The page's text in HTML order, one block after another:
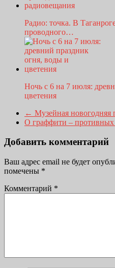
Радио: точка. В
проводного…
Ночь с 6 на 7 июля:
цветения
← Музейная новогодняя
О граффити – противных
Добавить комментарий
Ваш адрес email не будет
помечены *
Комментарий *